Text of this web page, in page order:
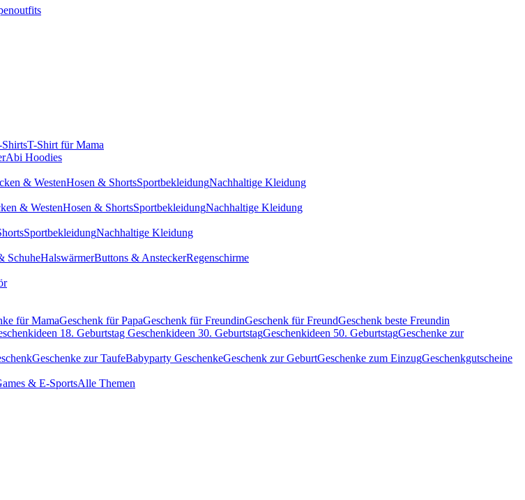
T-Shirt für Mama
Abi Hoodies
& WestenHosen & ShortsSportbekleidungNachhaltige Kleidung
& WestenHosen & ShortsSportbekleidungNachhaltige Kleidung
SportbekleidungNachhaltige Kleidung
SchuheHalswärmerButtons & AnsteckerRegenschirme
für MamaGeschenk für PapaGeschenk für FreundinGeschenk für FreundGeschenk beste Freundin
18. Geburtstag Geschenkideen 30. GeburtstagGeschenkideen 50. GeburtstagGeschenke zur
Geschenke zur TaufeBabyparty GeschenkeGeschenk zur GeburtGeschenke zum EinzugGeschenkgutscheine
& E-SportsAlle Themen